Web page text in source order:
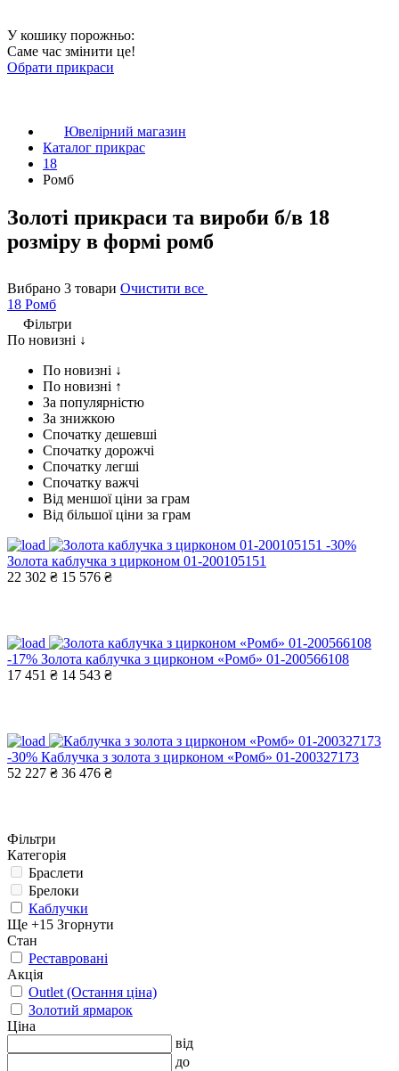
У кошику порожньо:
Саме час змінити це!
Обрати прикраси
Ювелірний магазин
Каталог прикрас
18
Ромб
Золоті прикраси та вироби б/в 18
розміру в формі ромб
Вибрано 3 товари Очистити все
18 Ромб
Фільтри
По новизні ↓
По новизні ↓
По новизні ↑
За популярністю
За знижкою
Спочатку дешевші
Спочатку дорожчі
Спочатку легші
Спочатку важчі
Від меншої ціни за грам
Від більшої ціни за грам
-30%
Золота каблучка з цирконом 01-200105151
22 302 ₴ 15 576 ₴
-17% Золота каблучка з цирконом «Ромб» 01-200566108
17 451 ₴ 14 543 ₴
-30% Каблучка з золота з цирконом «Ромб» 01-200327173
52 227 ₴ 36 476 ₴
Фільтри
Категорія
Браслети
Брелоки
Каблучки
Ще +15 Згорнути
Стан
Реставровані
Акція
Outlet (Остання ціна)
Золотий ярмарок
Ціна
від
до